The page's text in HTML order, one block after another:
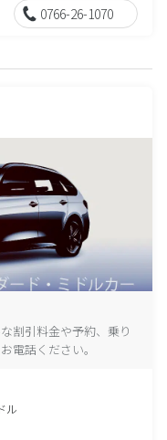
0766-26-1070
割引料金や予約、乗り
電話ください。
ル